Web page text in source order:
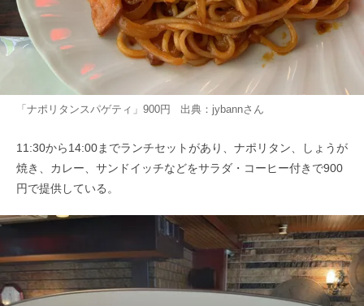
「ナポリタンスパゲティ」900円 出典： jybannさん
11:30から14:00までランチセットがあり、ナポリタン、しょうが
焼き、カレー、サンドイッチなどをサラダ・コーヒー付きで900
円で提供している。